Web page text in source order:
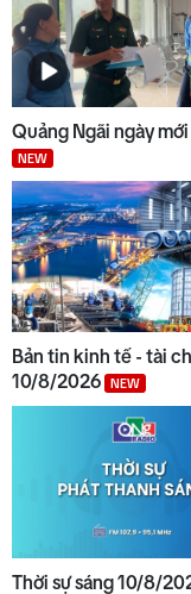
Quảng Ngãi ngày
NEW
Bản tin kinh tế - tài
10/8/2026
NEW
Thời sự sáng 10/8/